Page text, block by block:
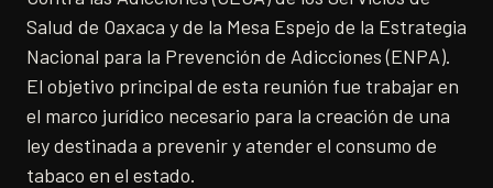
Salud de Oaxaca y de la Mesa Espejo de la Estrategia
Nacional para la Prevención de Adicciones (ENPA).
El objetivo principal de esta reunión fue trabajar en
el marco jurídico necesario para la creación de una
ley destinada a prevenir y atender el consumo de
tabaco en el estado.